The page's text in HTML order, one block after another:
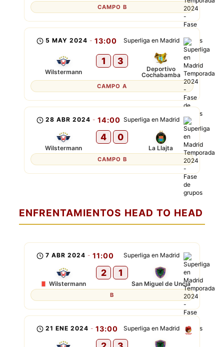
CAMPO B
Superliga en Madrid
5 MAY 2024 - 13:00
Wilstermann
1 3
Deportivo
Cochabamba
CAMPO A
Superliga en Madrid
28 ABR 2024 - 14:00
Wilstermann
4 0
La Llajta
CAMPO B
ENFRENTAMIENTOS HEAD TO HEAD
Superliga en Madrid
7 ABR 2024 - 11:00
Wilstermann
2 1
San Miguel de Uncia
B
Superliga en Madrid
21 ENE 2024 - 13:00